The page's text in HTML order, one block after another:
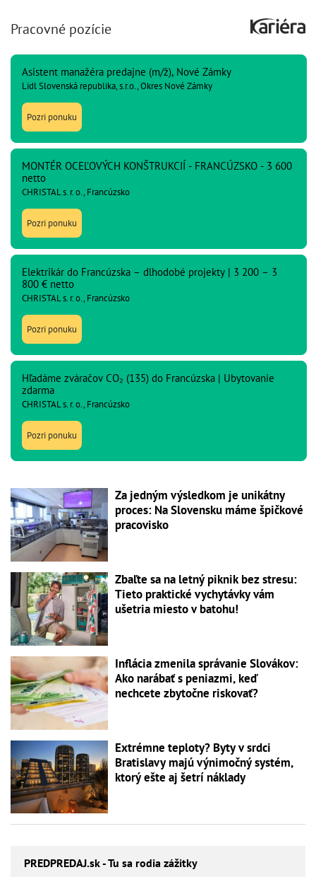
Pracovné pozície
Asistent manažéra predajne (m/ž), Nové Zámky
Lidl Slovenská republika, s.r.o., Okres Nové Zámky
Pozri ponuku
MONTÉR OCEĽOVÝCH KONŠTRUKCIÍ - FRANCÚZSKO - 3 600
netto
CHRISTAL s. r. o., Francúzsko
Pozri ponuku
Elektrikár do Francúzska – dlhodobé projekty | 3 200 – 3
800 € netto
CHRISTAL s. r. o., Francúzsko
Pozri ponuku
Hľadáme zváračov CO₂ (135) do Francúzska | Ubytovanie
zdarma
CHRISTAL s. r. o., Francúzsko
Pozri ponuku
Za jedným výsledkom je unikátny
proces: Na Slovensku máme špičkové
pracovisko
Zbaľte sa na letný piknik bez stresu:
Tieto praktické vychytávky vám
ušetria miesto v batohu!
Inflácia zmenila správanie Slovákov:
Ako narábať s peniazmi, keď
nechcete zbytočne riskovať?
Extrémne teploty? Byty v srdci
Bratislavy majú výnimočný systém,
ktorý ešte aj šetrí náklady
PREDPREDAJ.sk - Tu sa rodia zážitky